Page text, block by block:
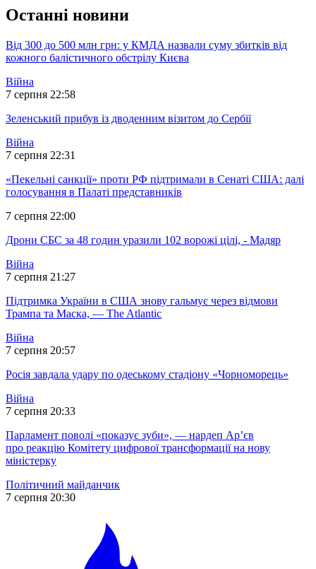
Останні новини
Від 300 до 500 млн грн: у КМДА назвали суму збитків від
кожного балістичного обстрілу Києва
Війна
7 серпня 22:58
Зеленський прибув із дводенним візитом до Сербії
Війна
7 серпня 22:31
«Пекельні санкції» проти РФ підтримали в Сенаті США: далі
голосування в Палаті представників
7 серпня 22:00
Дрони СБС за 48 годин уразили 102 ворожі цілі, - Мадяр
Війна
7 серпня 21:27
Підтримка України в США знову гальмує через відмови
Трампа та Маска, — The Atlantic
Війна
7 серпня 20:57
Росія завдала удару по одеському стадіону «Чорноморець»
Війна
7 серпня 20:33
Парламент поволі «показує зуби», — нардеп Ар’єв
про реакцію Комітету цифрової трансформації на нову
міністерку
Політичний майданчик
7 серпня 20:30